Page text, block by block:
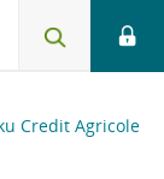
Credit Agricole